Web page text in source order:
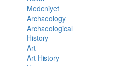
Medeniyet
Archaeology
Archaeological
History
Art
Art History